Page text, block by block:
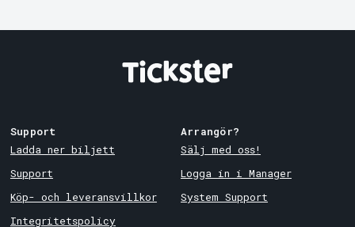
Support
Ladda ner biljett
Support
Köp- och leveransvillkor
Integritetspolicy
Arrangör?
Sälj med oss!
Logga in i Manager
System Support